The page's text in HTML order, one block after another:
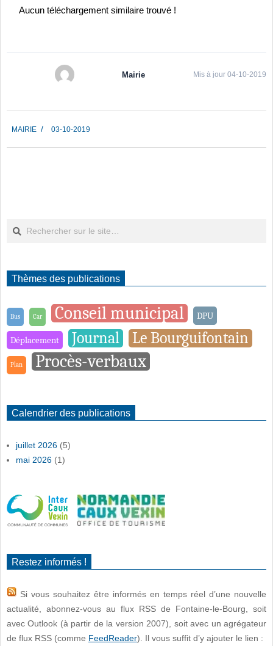
Aucun téléchargement similaire trouvé !
Mairie Mis à jour 04-10-2019
10-
03
MAIRIE 03-10-2019
Thèmes des publications
Bus Car Conseil municipal DPU
Déplacement Journal Le Bourguifontain
Plan Procès-verbaux
Calendrier des publications
juillet 2026 (5)
mai 2026 (1)
Restez informés !
Si vous souhaitez être informés en temps réel d’une nouvelle
actualité, abonnez-vous au flux RSS de Fontaine-le-Bourg, soit
avec Outlook (à partir de la version 2007), soit avec un agrégateur
de flux RSS (comme FeedReader). Il vous suffit d’y ajouter le lien :